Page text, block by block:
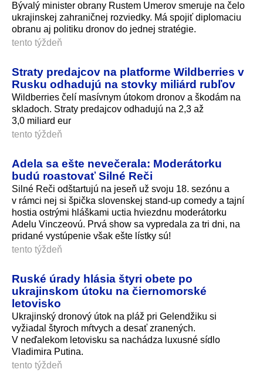
Bývalý minister obrany Rustem Umerov smeruje na čelo
ukrajinskej zahraničnej rozviedky. Má spojiť diplomaciu
obranu aj politiku dronov do jednej stratégie.
tento týždeň
Straty predajcov na platforme Wildberries v
Rusku odhadujú na stovky miliárd rubľov
Wildberries čelí masívnym útokom dronov a škodám na
skladoch. Straty predajcov odhadujú na 2,3 až
3,0 miliard eur
tento týždeň
Adela sa ešte nevečerala: Moderátorku
budú roastovať Silné Reči
Silné Reči odštartujú na jeseň už svoju 18. sezónu a
v rámci nej si špička slovenskej stand-up comedy a tajní
hostia ostrými hláškami uctia hviezdnu moderátorku
Adelu Vinczeovú. Prvá show sa vypredala za tri dni, na
pridané vystúpenie však ešte lístky sú!
tento týždeň
Ruské úrady hlásia štyri obete po
ukrajinskom útoku na čiernomorské
letovisko
Ukrajinský dronový útok na pláž pri Gelendžiku si
vyžiadal štyroch mŕtvych a desať zranených.
V neďalekom letovisku sa nachádza luxusné sídlo
Vladimira Putina.
tento týždeň